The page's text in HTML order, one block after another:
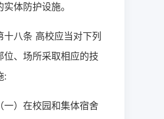
体防护设施。
八条 高校应当对下列
位、场所采取相应的技
:
）在校园和集体宿舍